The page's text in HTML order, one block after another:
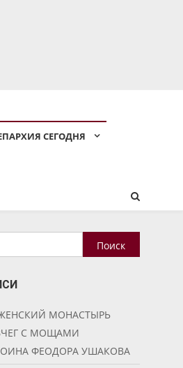
СЕГОДНЯ
Найти:
МОНАСТЫРЬ
С МОЩАМИ
ФЕОДОРА УШАКОВА